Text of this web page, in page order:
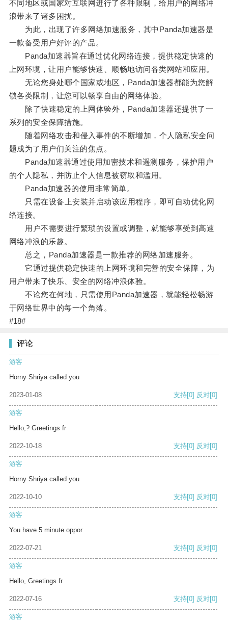
不同地区或国家对互联网进行了各种限制，给用户的网络冲
浪带来了诸多困扰。
为此，出现了许多网络加速服务，其中Panda加速器是
一款备受用户好评的产品。
Panda加速器旨在通过优化网络连接，提供稳定快速的
上网环境，让用户能够快速、顺畅地访问各类网站和应用。
无论您身处哪个国家或地区，Panda加速器都能为您解
锁各类限制，让您可以畅享自由的网络体验。
除了快速稳定的上网体验外，Panda加速器还提供了一
系列的安全保障措施。
随着网络攻击和侵入事件的不断增加，个人隐私安全问
题成为了用户们关注的焦点。
Panda加速器通过使用加密技术和遥测服务，保护用户
的个人隐私，并防止个人信息被窃取和滥用。
Panda加速器的使用非常简单。
只需在设备上安装并启动该应用程序，即可自动优化网
络连接。
用户不需要进行繁琐的设置或调整，就能够享受到高速
网络冲浪的乐趣。
总之，Panda加速器是一款推荐的网络加速服务。
它通过提供稳定快速的上网环境和完善的安全保障，为
用户带来了快乐、安全的网络冲浪体验。
不论您在何地，只需使用Panda加速器，就能轻松畅游
于网络世界中的每一个角落。
#18#
评论
游客
Horny Shriya called you
2023-01-08 支持[0] 反对[0]
游客
Hello,? Greetings fr
2022-10-18 支持[0] 反对[0]
游客
Horny Shriya called you
2022-10-10 支持[0] 反对[0]
游客
You have 5 minute oppor
2022-07-21 支持[0] 反对[0]
游客
Hello, Greetings fr
2022-07-16 支持[0] 反对[0]
游客